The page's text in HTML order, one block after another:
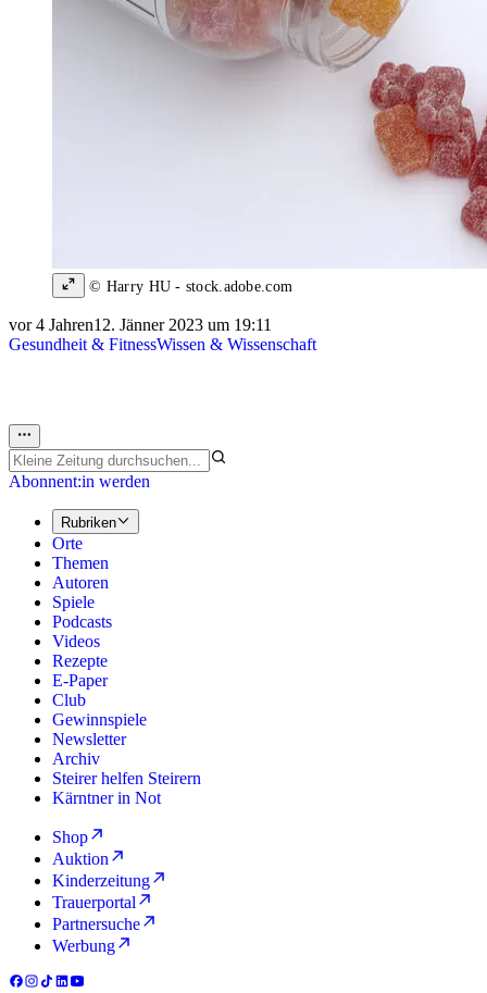
© Harry HU - stock.adobe.com
vor 4 Jahren12. Jänner 2023 um 19:11
Gesundheit & FitnessWissen & Wissenschaft
Abonnent:in werden
Rubriken
Orte
Themen
Autoren
Spiele
Podcasts
Videos
Rezepte
E-Paper
Club
Gewinnspiele
Newsletter
Archiv
Steirer helfen Steirern
Kärntner in Not
Shop
Auktion
Kinderzeitung
Trauerportal
Partnersuche
Werbung